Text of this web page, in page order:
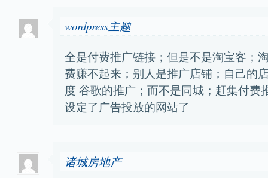
wordpress主题
全是付费推广链接；但是不是淘宝客；
费赚不起来；别人是推广店铺；自己的
度 谷歌的推广；而不是同城；赶集付费
设定了广告投放的网站了
诸城房地产